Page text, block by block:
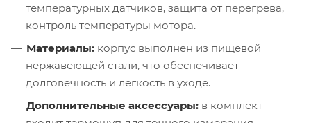
температурных датчиков, защита от перегрева,
контроль температуры мотора.
Материалы: корпус выполнен из пищевой
нержавеющей стали, что обеспечивает
долговечность и легкость в уходе.
Дополнительные аксессуары: в комплект